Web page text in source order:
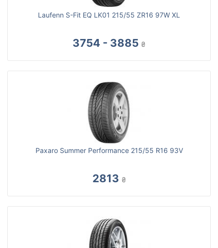
Laufenn S-Fit EQ LK01 215/55 ZR16 97W XL
3754 - 3885 ₴
Paxaro Summer Performance 215/55 R16 93V
2813 ₴